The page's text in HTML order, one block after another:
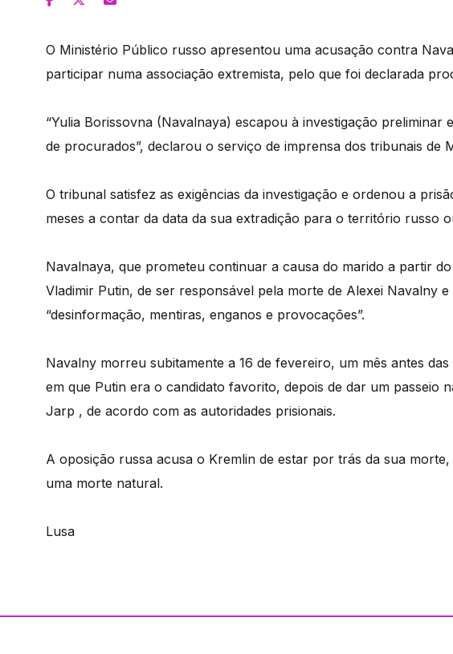
O Ministério Público russo apresentou uma acusação contra
participar numa associação extremista, pelo que foi declarada
“Yulia Borissovna (Navalnaya) escapou à investigação
de procurados”, declarou o serviço de imprensa dos tribunais de
O tribunal satisfez as exigências da investigação e ordenou a
meses a contar da data da sua extradição para o território russo
Navalnaya, que prometeu continuar a causa do marido a partir
Vladimir Putin, de ser responsável pela morte de Alexei Navalny
“desinformação, mentiras, enganos e provocações”.
Navalny morreu subitamente a 16 de fevereiro, um mês antes
em que Putin era o candidato favorito, depois de dar um passeio
Jarp , de acordo com as autoridades prisionais.
A oposição russa acusa o Kremlin de estar por trás da sua
uma morte natural.
Lusa